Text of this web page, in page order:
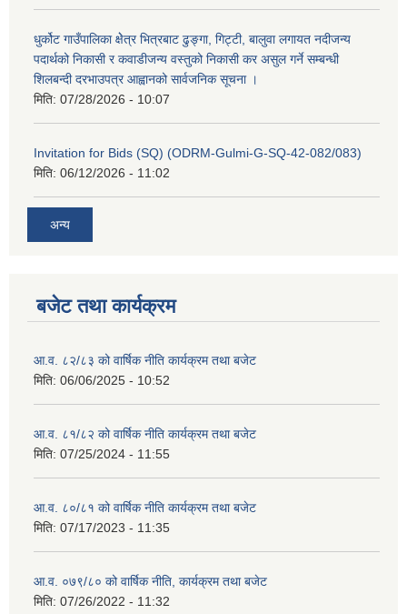
धुर्कोट गाउँपालिका क्षेेत्र भित्रबाट ढुङ्गा, गिट्टी, बालुवा लगायत नदीजन्य
पदार्थको निकासी र कवाडीजन्य वस्तुको निकासी कर असुल गर्ने सम्बन्धी
शिलबन्दी दरभाउपत्र आह्वानको सार्वजनिक सूचना ।
मिति: 07/28/2026 - 10:07
Invitation for Bids (SQ) (ODRM-Gulmi-G-SQ-42-082/083)
मिति: 06/12/2026 - 11:02
अन्य
बजेट तथा कार्यक्रम
आ.व. ८२/८३ को वार्षिक नीति कार्यक्रम तथा बजेट
मिति: 06/06/2025 - 10:52
आ.व. ८१/८२ को वार्षिक नीति कार्यक्रम तथा बजेट
मिति: 07/25/2024 - 11:55
आ.व. ८०/८१ को वार्षिक नीति कार्यक्रम तथा बजेट
मिति: 07/17/2023 - 11:35
आ.व. ०७९/८० को वार्षिक नीति, कार्यक्रम तथा बजेट
मिति: 07/26/2022 - 11:32